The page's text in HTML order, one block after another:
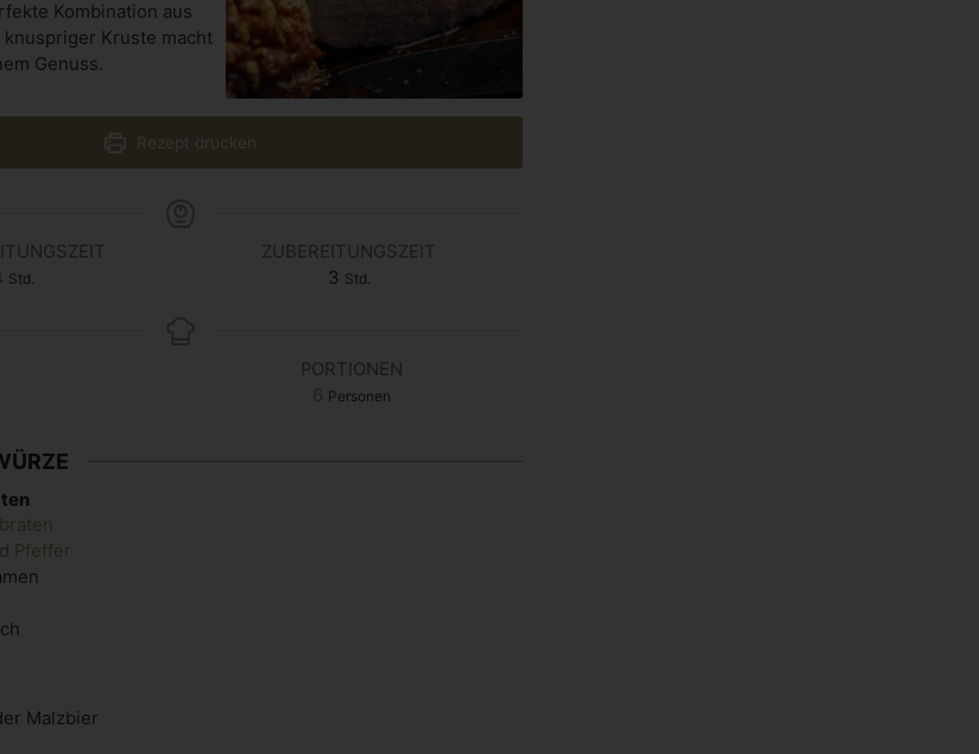
Kombination aus
Kruste macht
Genuss.
Rezept drucken
Std.
ZUBEREITUNGSZEIT
3 Std.
PORTIONEN
6 Personen
Pfeffer
Malzbier